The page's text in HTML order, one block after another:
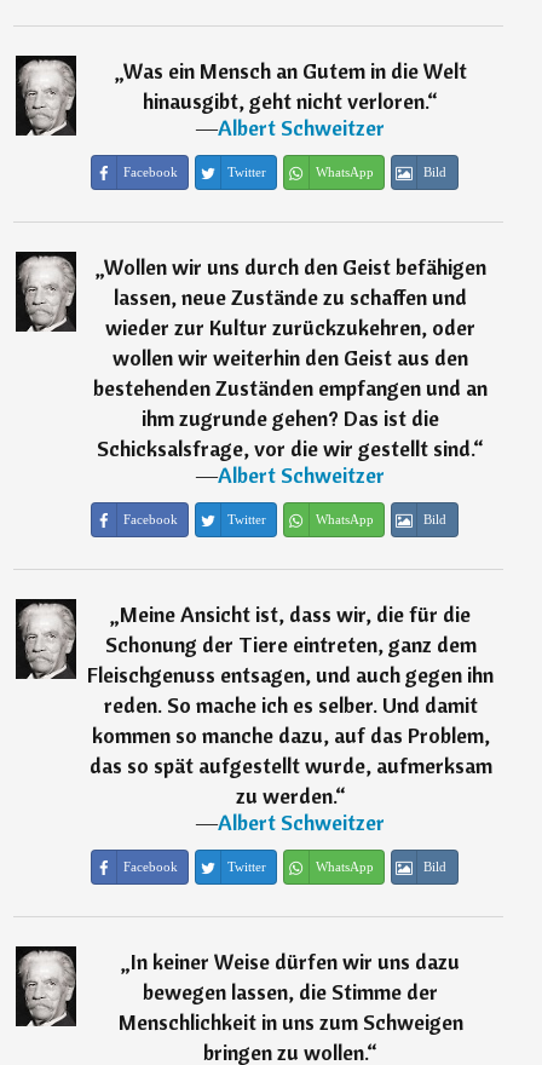
„Was ein Mensch an Gutem in die Welt
hinausgibt, geht nicht verloren.“
―Albert Schweitzer
Facebook Twitter WhatsApp Bild
„Wollen wir uns durch den Geist befähigen
lassen, neue Zustände zu schaffen und
wieder zur Kultur zurückzukehren, oder
wollen wir weiterhin den Geist aus den
bestehenden Zuständen empfangen und an
ihm zugrunde gehen? Das ist die
Schicksalsfrage, vor die wir gestellt sind.“
―Albert Schweitzer
Facebook Twitter WhatsApp Bild
„Meine Ansicht ist, dass wir, die für die
Schonung der Tiere eintreten, ganz dem
Fleischgenuss entsagen, und auch gegen ihn
reden. So mache ich es selber. Und damit
kommen so manche dazu, auf das Problem,
das so spät aufgestellt wurde, aufmerksam
zu werden.“
―Albert Schweitzer
Facebook Twitter WhatsApp Bild
„In keiner Weise dürfen wir uns dazu
bewegen lassen, die Stimme der
Menschlichkeit in uns zum Schweigen
bringen zu wollen.“